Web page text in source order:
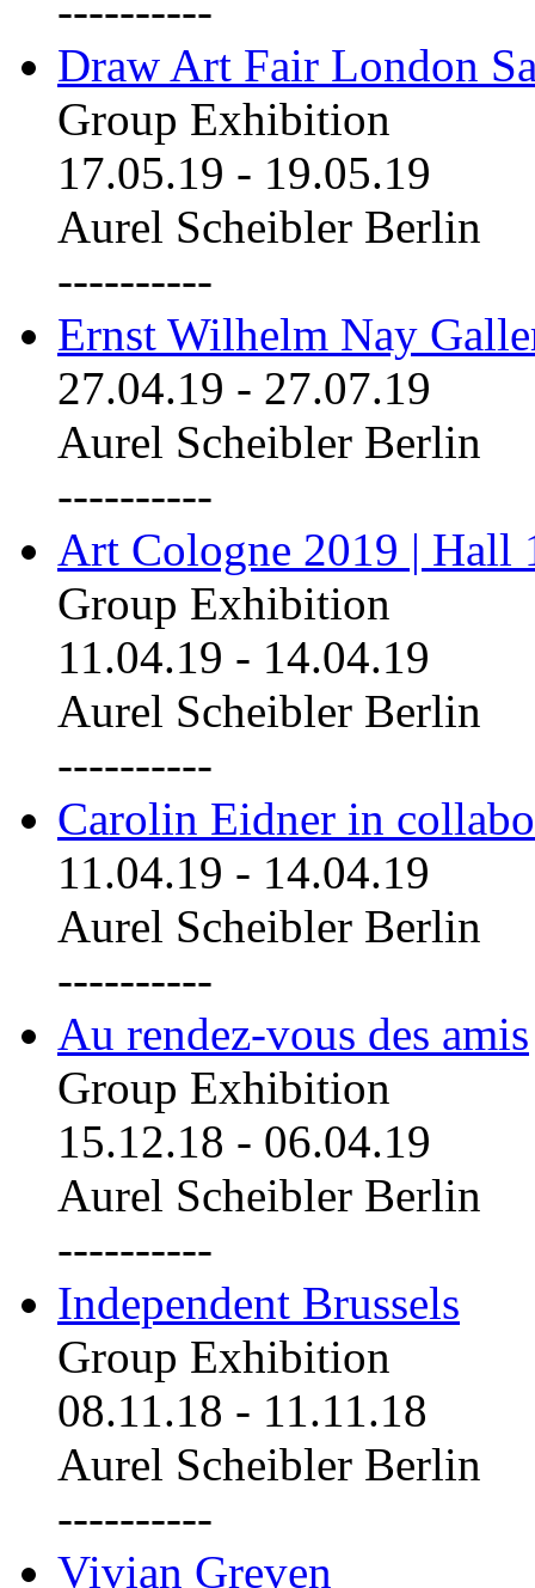
----------
Draw Art Fair London
Group Exhibition
17.05.19 - 19.05.19
Aurel Scheibler Berlin
----------
Ernst Wilhelm Nay
27.04.19 - 27.07.19
Aurel Scheibler Berlin
----------
Art Cologne 2019 | Hall
Group Exhibition
11.04.19 - 14.04.19
Aurel Scheibler Berlin
----------
Carolin Eidner in
11.04.19 - 14.04.19
Aurel Scheibler Berlin
----------
Au rendez-vous des amis
Group Exhibition
15.12.18 - 06.04.19
Aurel Scheibler Berlin
----------
Independent Brussels
Group Exhibition
08.11.18 - 11.11.18
Aurel Scheibler Berlin
----------
Vivian Greven